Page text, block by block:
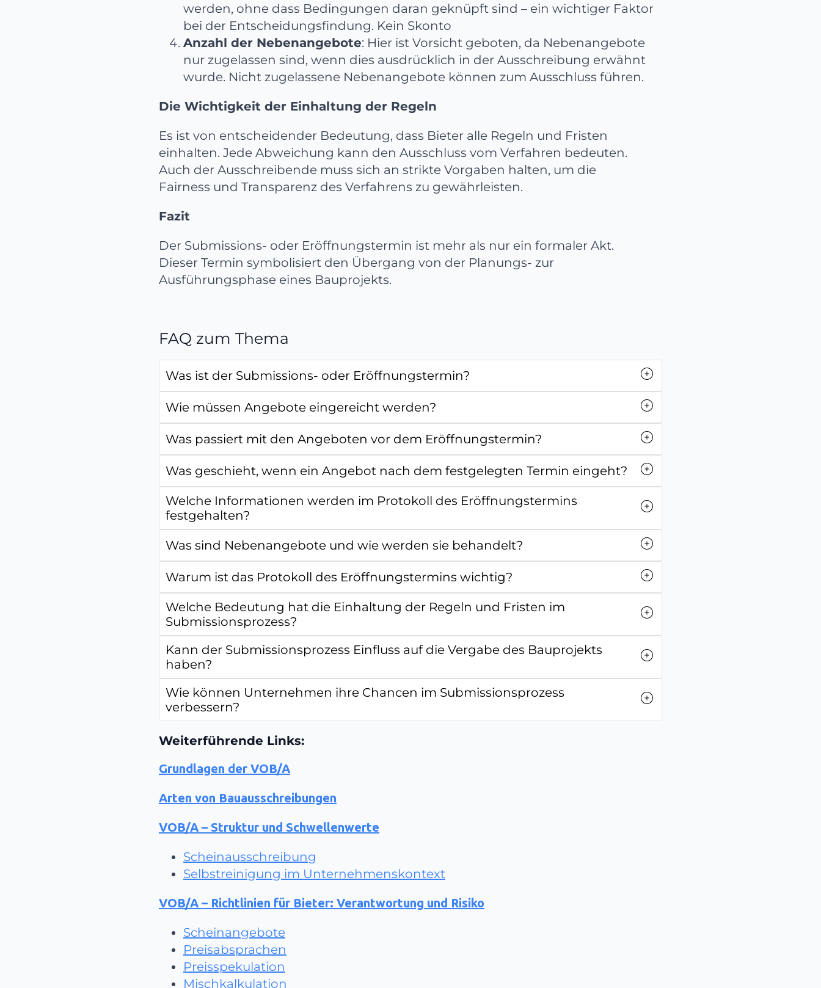
werden, ohne dass Bedingungen daran geknüpft sind – ein wichtiger Faktor
bei der Entscheidungsfindung. Kein Skonto
Anzahl der Nebenangebote: Hier ist Vorsicht geboten, da Nebenangebote
nur zugelassen sind, wenn dies ausdrücklich in der Ausschreibung erwähnt
wurde. Nicht zugelassene Nebenangebote können zum Ausschluss führen.
Die Wichtigkeit der Einhaltung der Regeln
Es ist von entscheidender Bedeutung, dass Bieter alle Regeln und Fristen
einhalten. Jede Abweichung kann den Ausschluss vom Verfahren bedeuten.
Auch der Ausschreibende muss sich an strikte Vorgaben halten, um die
Fairness und Transparenz des Verfahrens zu gewährleisten.
Fazit
Der Submissions- oder Eröffnungstermin ist mehr als nur ein formaler Akt.
Dieser Termin symbolisiert den Übergang von der Planungs- zur
Ausführungsphase eines Bauprojekts.
FAQ zum Thema
Was ist der Submissions- oder Eröffnungstermin?
Wie müssen Angebote eingereicht werden?
Was passiert mit den Angeboten vor dem Eröffnungstermin?
Was geschieht, wenn ein Angebot nach dem festgelegten Termin eingeht?
Welche Informationen werden im Protokoll des Eröffnungstermins
festgehalten?
Was sind Nebenangebote und wie werden sie behandelt?
Warum ist das Protokoll des Eröffnungstermins wichtig?
Welche Bedeutung hat die Einhaltung der Regeln und Fristen im
Submissionsprozess?
Kann der Submissionsprozess Einfluss auf die Vergabe des Bauprojekts
haben?
Wie können Unternehmen ihre Chancen im Submissionsprozess
verbessern?
Weiterführende Links:
Grundlagen der VOB/A
Arten von Bauausschreibungen
VOB/A – Struktur und Schwellenwerte
Scheinausschreibung
Selbstreinigung im Unternehmenskontext
VOB/A – Richtlinien für Bieter: Verantwortung und Risiko
Scheinangebote
Preisabsprachen
Preisspekulation
Mischkalkulation